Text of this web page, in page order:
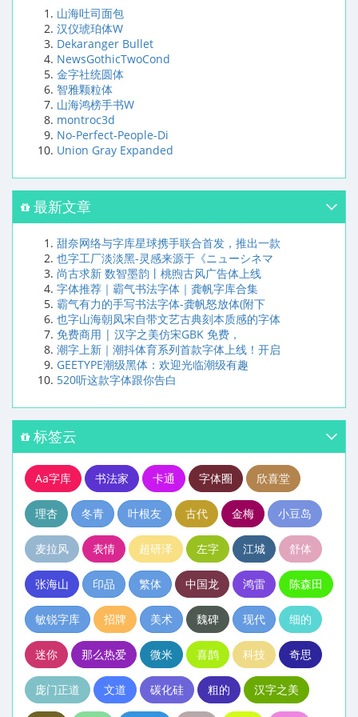
山海吐司面包
汉仪琥珀体W
Dekaranger Bullet
NewsGothicTwoCond
金字社统圆体
智雅颗粒体
山海鸿榜手书W
montroc3d
No-Perfect-People-Di
Union Gray Expanded
最新文章
甜奈网络与字库星球携手联合首发，推出一款
也字工厂淡淡黑-灵感来源于《ニューシネマ
尚古求新 数智墨韵丨桃煦古风广告体上线
字体推荐｜霸气书法字体｜龚帆字库合集
霸气有力的手写书法字体-龚帆怒放体(附下
也字山海朝凤宋自带文艺古典刻本质感的字体
免费商用 | 汉字之美仿宋GBK 免费，
潮字上新｜潮抖体育系列首款字体上线！开启
GEETYPE潮级黑体：欢迎光临潮级有趣
520听这款字体跟你告白
标签云
Aa字库 书法家 卡通 字体圈 欣喜堂
理杏 冬青 叶根友 古代 金梅 小豆岛
麦拉风 表情 超研泽 左字 江城 舒体
张海山 印品 繁体 中国龙 鸿雷 陈森田
敏锐字库 招牌 美术 魏碑 现代 细的
迷你 那么热爱 微米 喜鹊 科技 奇思
庞门正道 文道 碳化硅 粗的 汉字之美